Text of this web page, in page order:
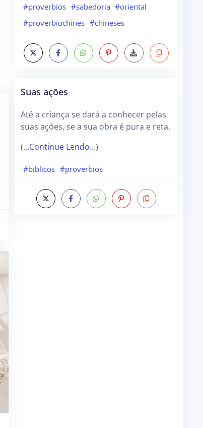
#proverbios #sabedoria #oriental
#proverbiochines #chineses
Suas ações
Até a criança se dará a conhecer pelas
suas ações, se a sua obra é pura e reta.
(…Continue Lendo…)
#biblicos #proverbios